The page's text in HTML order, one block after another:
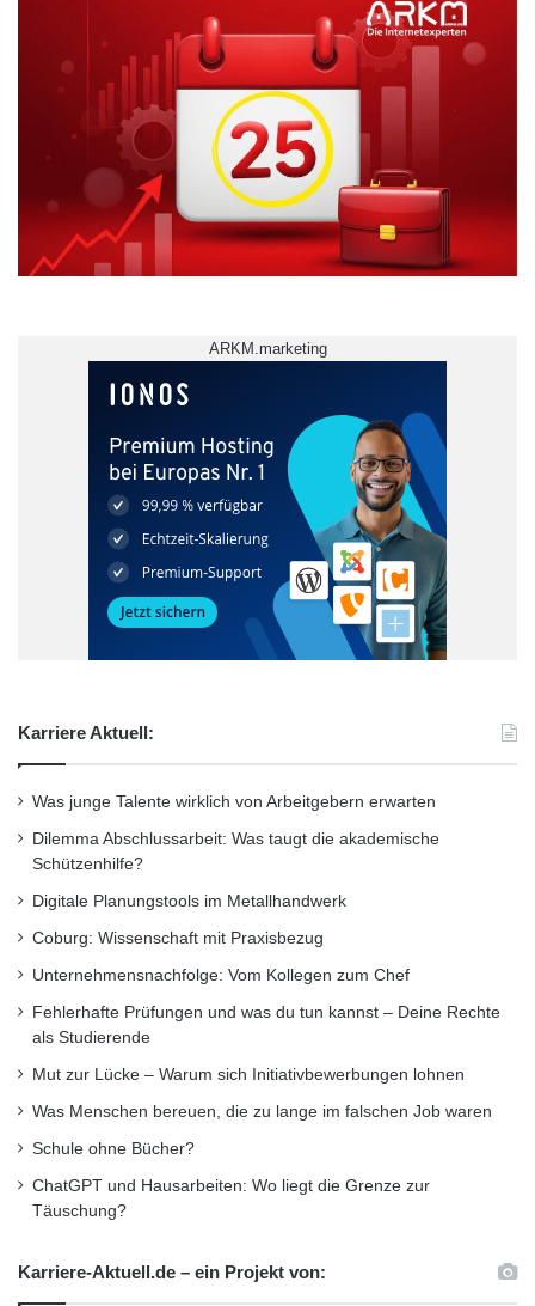
ARKM.marketing
Karriere Aktuell:
Was junge Talente wirklich von Arbeitgebern erwarten
Dilemma Abschlussarbeit: Was taugt die akademische
Schützenhilfe?
Digitale Planungstools im Metallhandwerk
Coburg: Wissenschaft mit Praxisbezug
Unternehmensnachfolge: Vom Kollegen zum Chef
Fehlerhafte Prüfungen und was du tun kannst – Deine Rechte
als Studierende
Mut zur Lücke – Warum sich Initiativbewerbungen lohnen
Was Menschen bereuen, die zu lange im falschen Job waren
Schule ohne Bücher?
ChatGPT und Hausarbeiten: Wo liegt die Grenze zur
Täuschung?
Karriere-Aktuell.de – ein Projekt von: